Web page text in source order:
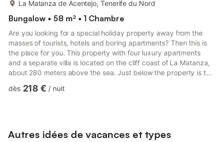
La Matanza de Acentejo, Tenerife du Nord
Bungalow • 58 m² • 1 Chambre
Are you looking for a special holiday property away from the
masses of tourists, hotels and boring apartments? Then this is
the place for you. This property with four luxury apartments
and a separate villa is located on the cliff coast of La Matanza,
about 280 meters above the sea. Just below the property is the
paths to the ocean. The property is ideal for holidaymakers with
dès 218 € / nuit
Autres idées de vacances et types